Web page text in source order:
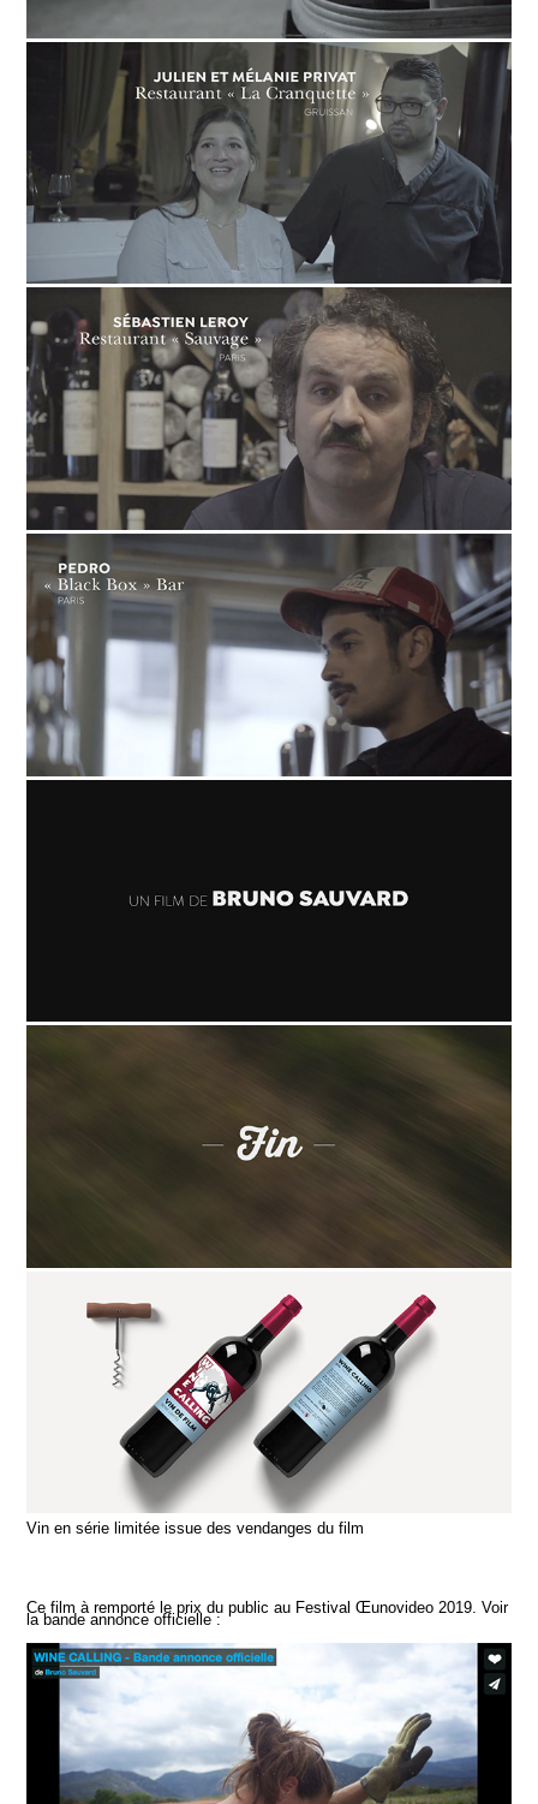
Vin en série limitée issue des vendanges du film
Ce film à remporté le prix du public au Festival Œunovideo 2019. Voir
la bande annonce officielle :